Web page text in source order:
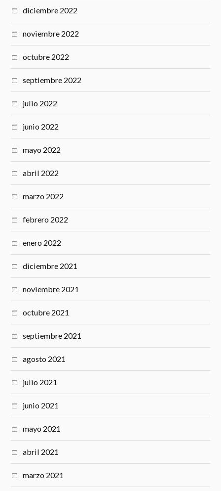
diciembre 2022
noviembre 2022
octubre 2022
septiembre 2022
julio 2022
junio 2022
mayo 2022
abril 2022
marzo 2022
febrero 2022
enero 2022
diciembre 2021
noviembre 2021
octubre 2021
septiembre 2021
agosto 2021
julio 2021
junio 2021
mayo 2021
abril 2021
marzo 2021